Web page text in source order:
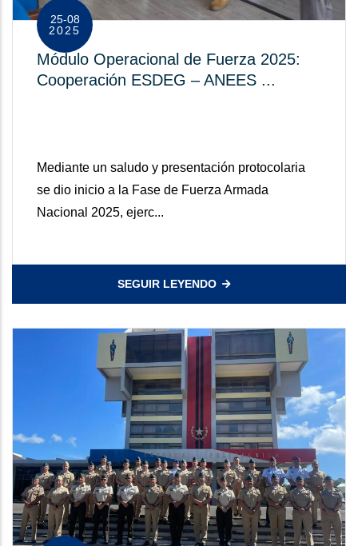
25-08
2025
Módulo Operacional de Fuerza 2025:
Cooperación ESDEG – ANEES ...
Mediante un saludo y presentación protocolaria
se dio inicio a la Fase de Fuerza Armada
Nacional 2025, ejerc...
SEGUIR LEYENDO